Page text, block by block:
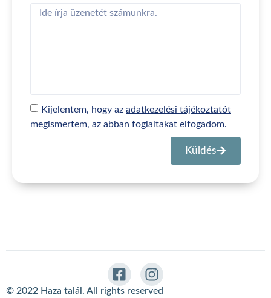
Kijelentem, hogy az adatkezelési tájékoztatót
megismertem, az abban foglaltakat elfogadom.
Küldés
© 2022 Haza talál. All rights reserved